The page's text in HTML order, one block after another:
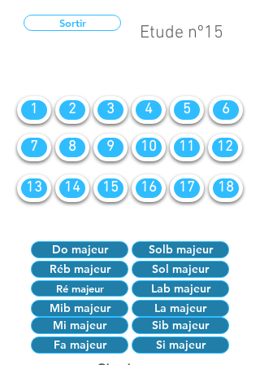
Sortir Etude nº15
1 2 3 4 5 6
7 8 9 10 11 12
13 14 15 16 17 18
Do majeur
Solb majeur
Réb majeur
Sol majeur
Ré majeur
Lab majeur
Mib majeur
Mi majeur
La majeur
Sib majeur
Fa majeur
Si majeur